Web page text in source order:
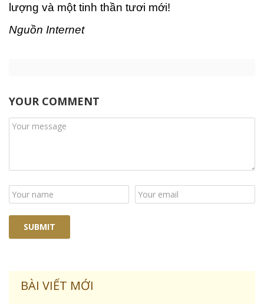
lượng và một tinh thần tươi mới!
Nguồn Internet
YOUR COMMENT
BÀI VIẾT MỚI